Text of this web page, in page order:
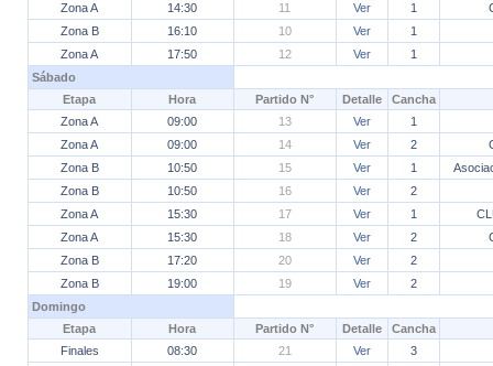
Zona A
14:30 11 Ver 1
Zona B
16:10 10 Ver
1
Zona A
17:50 12 Ver 1
Sábado
Etapa
Hora Partido N° Detalle
Cancha
Zona A
09:00 13 Ver
1
Zona A
09:00 14 Ver 2
Zona B
10:50 15 Ver 1
Zona B
10:50 16 Ver
2
Zona A
15:30 17 Ver 1
Zona A
15:30 18 Ver 2
Zona B
17:20 20 Ver
2
Zona B
19:00 19 Ver
2
Domingo
Etapa
Hora Partido N° Detalle
Cancha
Finales
08:30 21 Ver
3